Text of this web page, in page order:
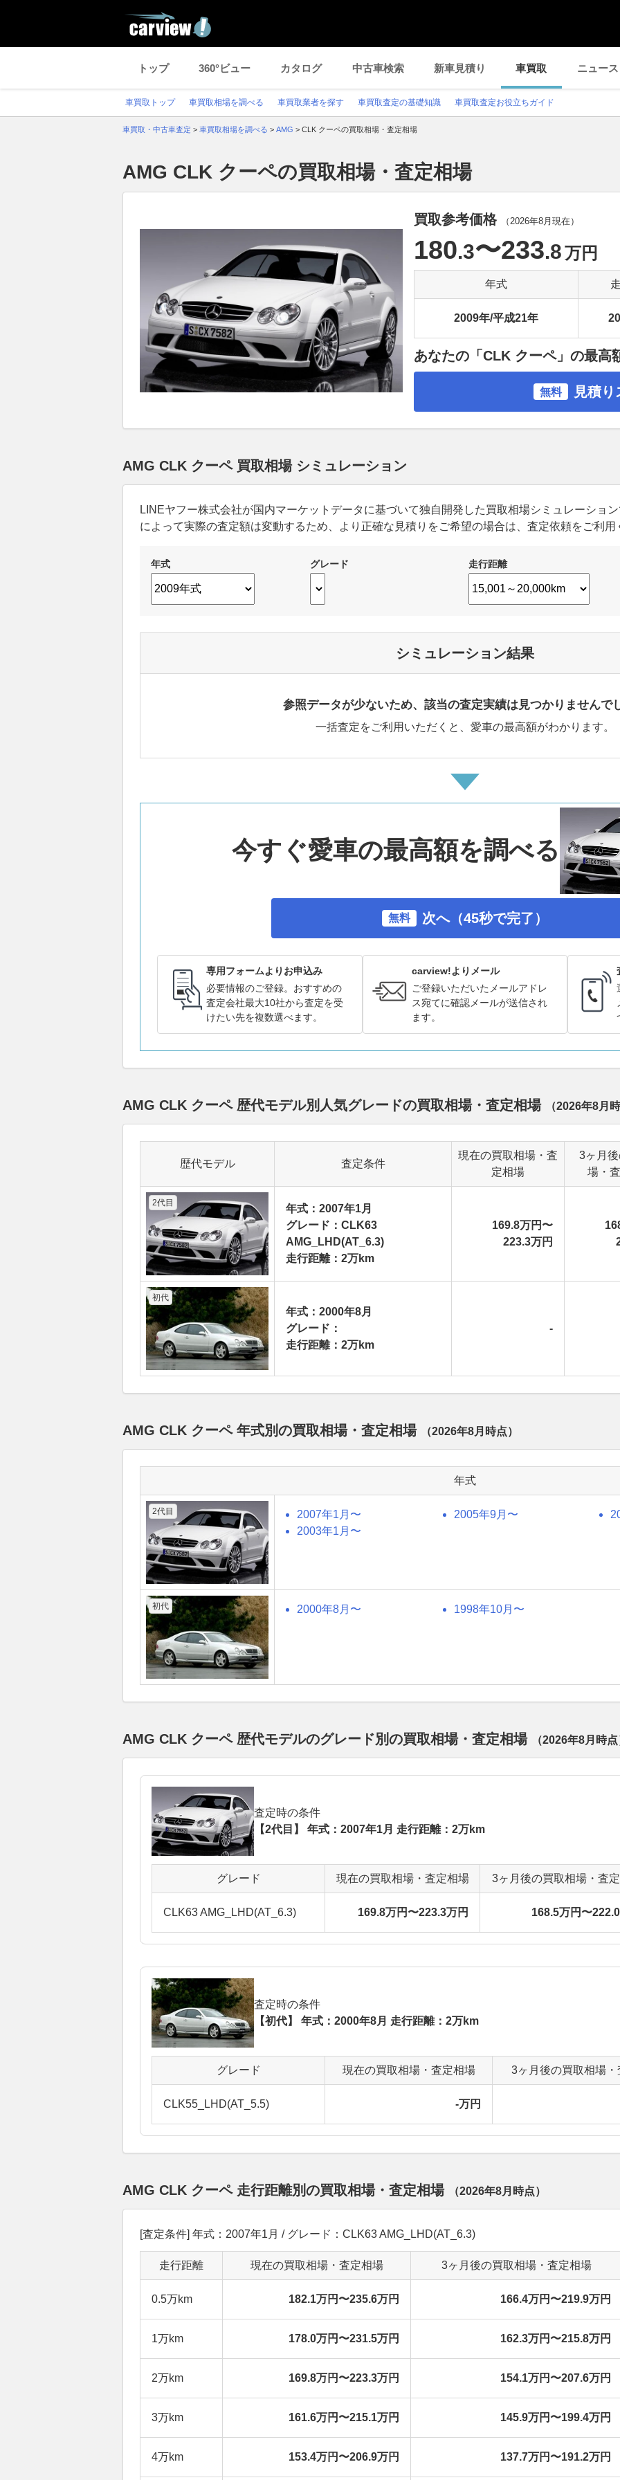
トップ 360°ビュー カタログ 中古車検索 新車見積り 車買取 ニュース
車買取トップ 車買取相場を調べる 車買取業者を探す 車買取査定の基礎知識 車買取査定お役立ちガイド
車買取・中古車査定 > 車買取相場を調べる > AMG > CLK クーペの買取相場・査定相場
AMG CLK クーペの買取相場・査定相場
買取参考価格 （2026年8月 現在）
180.3〜233.8万円
年式
2009年/平成21年
あなたの「CLK クーペ」の最高
無料 見積
AMG CLK クーペ 買取相場 シミュレーション
LINEヤフー株式会社が国内マーケットデータに基づいて独自開発した買取相場シミュレーショ
によって実際の査定額は変動するため、より正確な見積りをご希望の場合は、査定依頼をご利用
年式 グレード 走行距離
シミュレーション結果
参照データが少ないため、該当の査定実績は見つかりませんで
一括査定をご利用いただくと、愛車の最高額がわかります。
今すぐ愛車の最高額を調べる
無料 次へ（45秒で完了）
専用フォームよりお申込み
必要情報のご登録。おすすめの
査定会社最大10社から査定を受
けたい先を複数選べます。
carview!よりメール
ご登録いただいたメールアドレ
ス宛てに確認メールが送信され
ます。
AMG CLK クーペ 歴代モデル別人気グレードの買取相場・査定相場 （2026年8月
歴代モデル 査定条件
現在の買取相場・査
定相場
3ヶ月
場・
2代目
年式：2007年1月
グレード：CLK63
AMG_LHD(AT_6.3)
走行距離：2万km
169.8万円〜
223.3万円
初代
年式：2000年8月
グレード：
走行距離：2万km
-
AMG CLK クーペ 年式別の買取相場・査定相場 （2026年8月 時点）
年式
2代目 2007年1月〜 2005年9月〜
2003年1月〜
初代 2000年8月〜 1998年10月〜
AMG CLK クーペ 歴代モデルのグレード別の買取相場・査定相場 （2026年8月 時
査定時の条件
【2代目】 年式：2007年1月 走行距離：2万km
グレード 現在の買取相場・査定相場 3ヶ月後の買取相場・査
CLK63 AMG_LHD(AT_6.3) 169.8万円〜223.3万円 168.5万円〜
査定時の条件
【初代】 年式：2000年8月 走行距離：2万km
グレード 現在の買取相場・査定相場 3ヶ月後の買取相場・
CLK55_LHD(AT_5.5) -万円
AMG CLK クーペ 走行距離別の買取相場・査定相場 （2026年8月 時点）
[査定条件] 年式：2007年1月 / グレード：CLK63 AMG_LHD(AT_6.3)
走行距離 現在の買取相場・査定相場 3ヶ月後の買取相場・査定相場
0.5万km 182.1万円〜235.6万円 166.4万円〜219.9万円
1万km 178.0万円〜231.5万円 162.3万円〜215.8万円
2万km 169.8万円〜223.3万円 154.1万円〜207.6万円
3万km 161.6万円〜215.1万円 145.9万円〜199.4万円
4万km 153.4万円〜206.9万円 137.7万円〜191.2万円